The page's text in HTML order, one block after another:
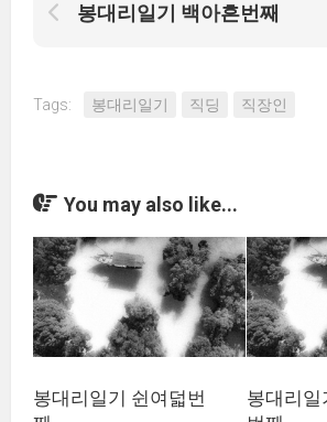
봉대리일기 백아흔번째
Tags: 봉대리일기 직딩 직장인
You may also like...
봉대리일기 쉰여덟번
봉대리일